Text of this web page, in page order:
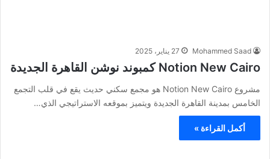
Mohammed Saad 27 يناير، 2025
Notion New Cairo كمبوند نوشن القاهرة الجديدة
مشروع Notion New Cairo هو مجمع سكني حديث يقع في قلب التجمع
الخامس بمدينة القاهرة الجديدة ويتميز بموقعه الاستراتيجي الذي…
أكمل القراءة »